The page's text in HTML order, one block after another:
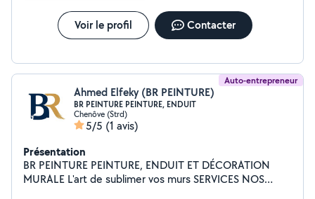
Voir le profil Contacter
Auto-entrepreneur
Ahmed Elfeky (BR PEINTURE)
BR PEINTURE PEINTURE, ENDUIT
Chenôve (Strd)
5/5 (1 avis)
Présentation
BR PEINTURE PEINTURE, ENDUIT ET DÉCORATION
MURALE L'art de sublimer vos murs SERVICES NOS